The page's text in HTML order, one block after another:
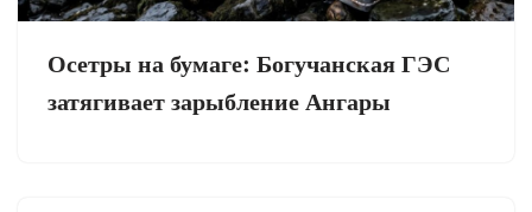
Осетры на бумаге: Богучанская ГЭС
затягивает зарыбление Ангары